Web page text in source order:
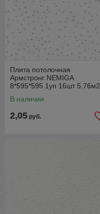
Плита потолочная
Армстронг NEMIGA
8*595*595 1уп 16шт 5.76м2
В наличии
2,05 руб.